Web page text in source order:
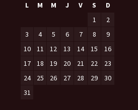
L
M M J V S
D
1
2
3
4 5 6 7 8
9
10
11 12 13 14 15
16
17
18 19 20 21 22
23
24
25 26 27 28 29
30
31